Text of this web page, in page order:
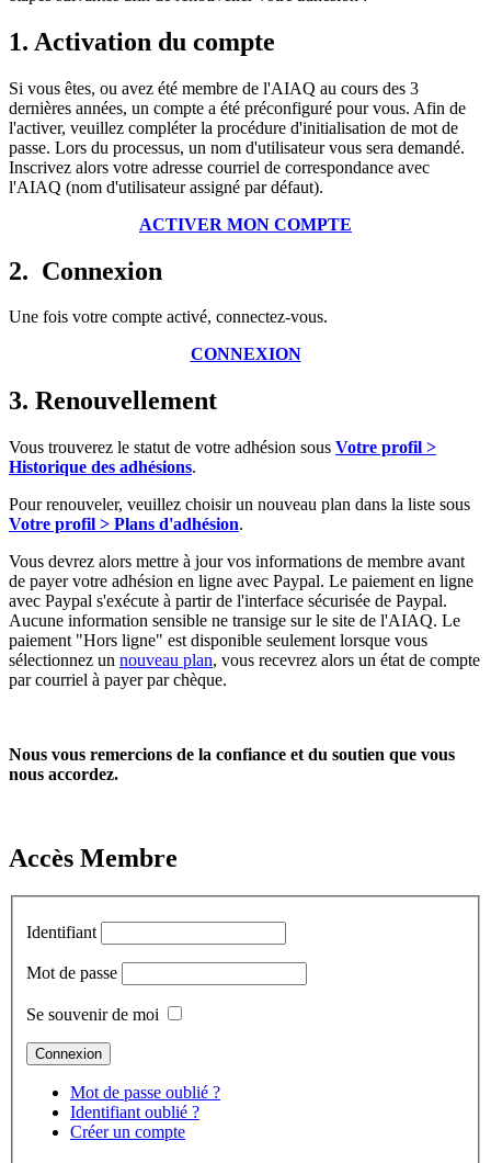
1. Activation du compte
Si vous êtes, ou avez été membre de l'AIAQ au cours des 3
dernières années, un compte a été préconfiguré pour vous. Afin de
l'activer, veuillez compléter la procédure d'initialisation de mot de
passe. Lors du processus, un nom d'utilisateur vous sera demandé.
Inscrivez alors votre adresse courriel de correspondance avec
l'AIAQ (nom d'utilisateur assigné par défaut).
ACTIVER MON COMPTE
2. Connexion
Une fois votre compte activé, connectez-vous.
CONNEXION
3. Renouvellement
Vous trouverez le statut de votre adhésion sous Votre profil >
Historique des adhésions.
Pour renouveler, veuillez choisir un nouveau plan dans la liste sous
Votre profil > Plans d'adhésion.
Vous devrez alors mettre à jour vos informations de membre avant
de payer votre adhésion en ligne avec Paypal. Le paiement en ligne
avec Paypal s'exécute à partir de l'interface sécurisée de Paypal.
Aucune information sensible ne transige sur le site de l'AIAQ. Le
paiement "Hors ligne" est disponible seulement lorsque vous
sélectionnez un nouveau plan, vous recevrez alors un état de compte
par courriel à payer par chèque.
Nous vous remercions de la confiance et du soutien que vous
nous accordez.
Accès Membre
Identifiant
Mot de passe
Se souvenir de moi
Mot de passe oublié ?
Identifiant oublié ?
Créer un compte